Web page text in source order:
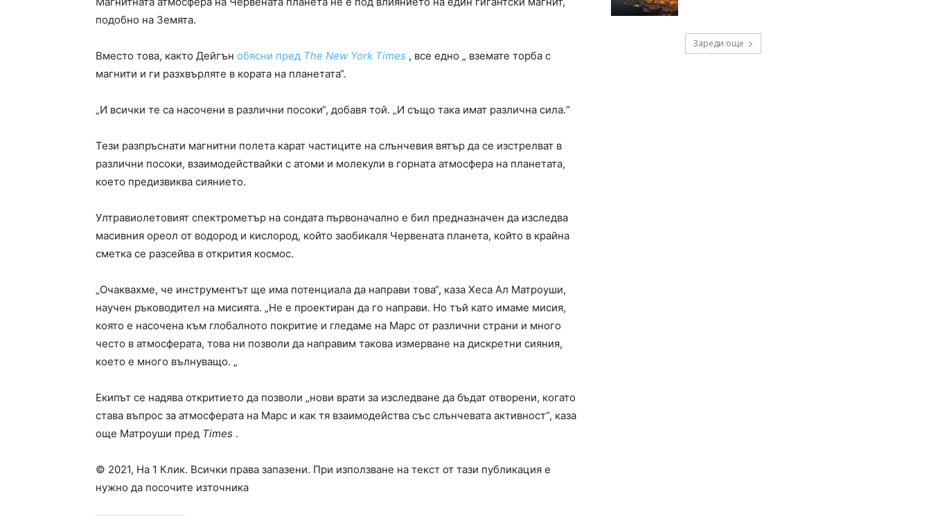
подобно на Земята.
Вместо това, както Дейгън обясни пред The New York Times , все едно „ вземате торба с
магнити и ги разхвърляте в кората на планетата“.
„И всички те са насочени в различни посоки“, добавя той. „И също така имат различна сила.“
Тези разпръснати магнитни полета карат частиците на слънчевия вятър да се изстрелват в
различни посоки, взаимодействайки с атоми и молекули в горната атмосфера на планетата,
което предизвиква сиянието.
Ултравиолетовият спектрометър на сондата първоначално е бил предназначен да изследва
масивния ореол от водород и кислород, който заобикаля Червената планета, който в крайна
сметка се разсейва в открития космос.
„Очаквахме, че инструментът ще има потенциала да направи това“, каза Хеса Ал Матроуши,
научен ръководител на мисията. „Не е проектиран да го направи. Но тъй като имаме мисия,
която е насочена към глобалното покритие и гледаме на Марс от различни страни и много
често в атмосферата, това ни позволи да направим такова измерване на дискретни сияния,
което е много вълнуващо. „
Екипът се надява откритието да позволи „нови врати за изследване да бъдат отворени, когато
става въпрос за атмосферата на Марс и как тя взаимодейства със слънчевата активност“, каза
още Матроуши пред Times .
© 2021, На 1 Клик. Всички права запазени. При използване на текст от тази публикация е
нужно да посочите източника
Зареди още